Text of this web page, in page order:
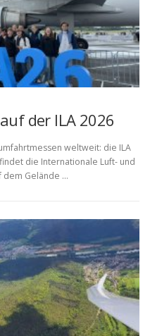
der ILA 2026
weltweit: die ILA
die Internationale Luft- und
dem Gelände …